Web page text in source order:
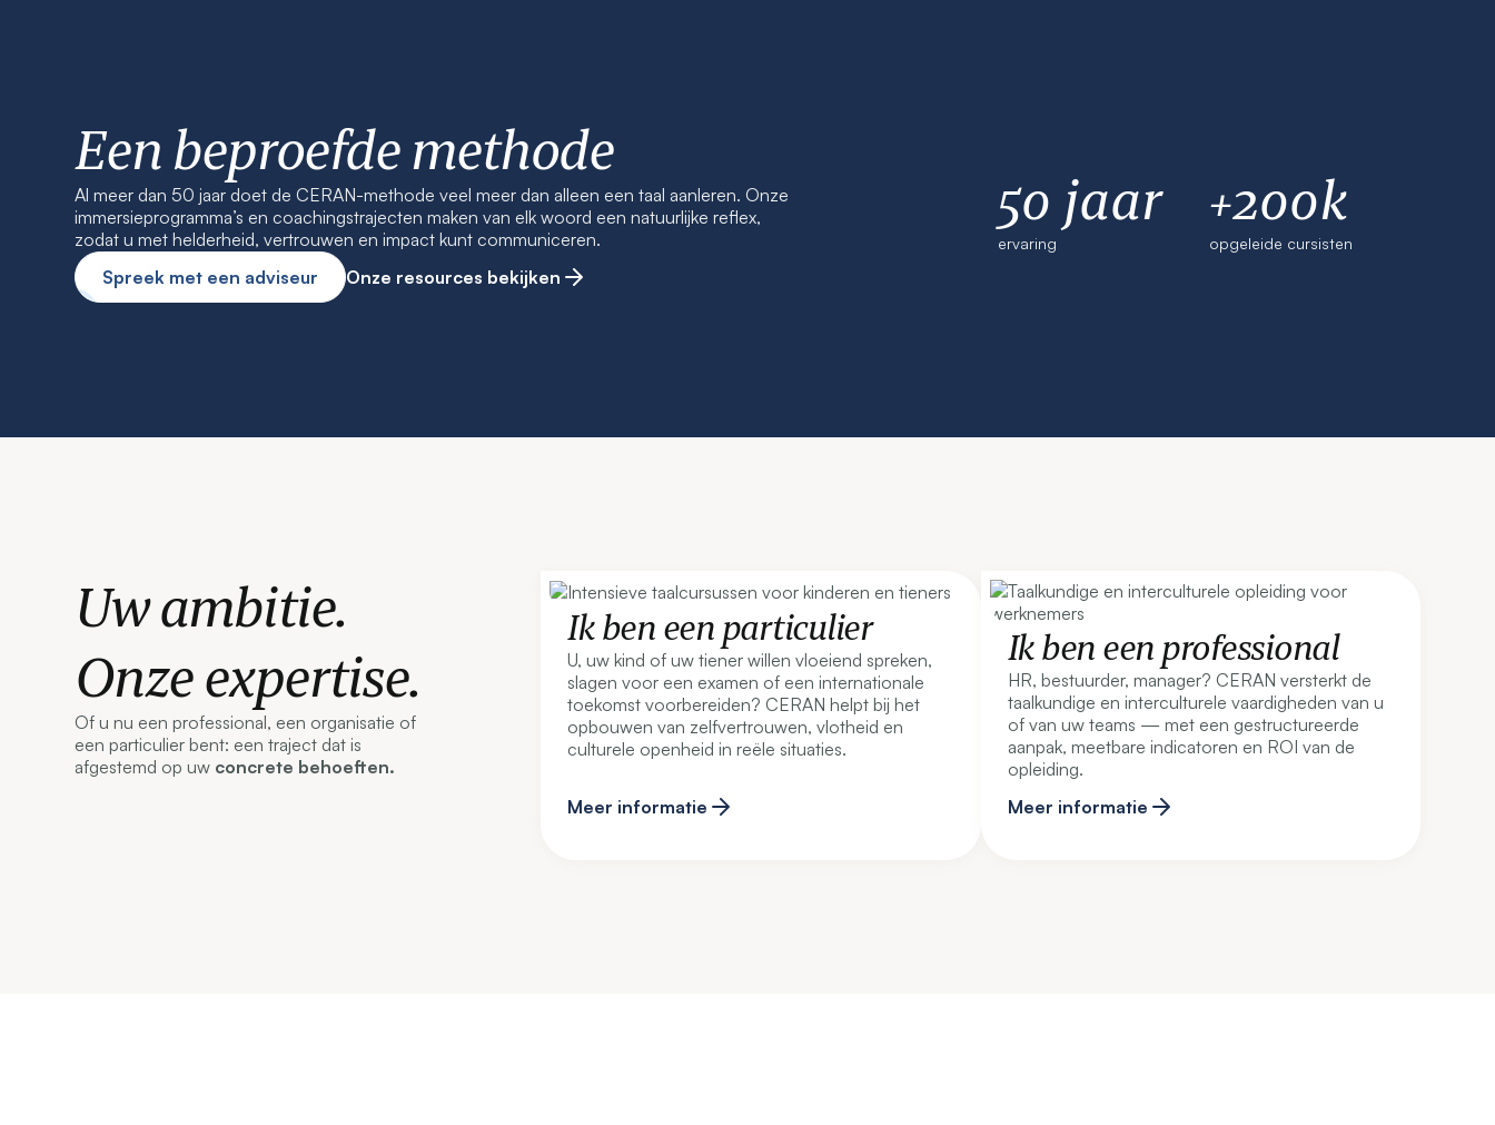
Een beproefde methode
Al meer dan 50 jaar doet de CERAN-methode veel meer dan alleen een taal aanleren. Onze
immersieprogramma’s en coachingstrajecten maken van elk woord een natuurlijke reflex,
zodat u met helderheid, vertrouwen en impact kunt communiceren.
Spreek met een adviseur
Onze resources bekijken
50 jaar
ervaring
+200k
opgeleide cursisten
Uw ambitie.
Onze expertise.
Of u nu een professional, een organisatie of
een particulier bent: een traject dat is
afgestemd op uw concrete behoeften.
Ik ben een particulier
U, uw kind of uw tiener willen vloeiend spreken,
slagen voor een examen of een internationale
toekomst voorbereiden? CERAN helpt bij het
opbouwen van zelfvertrouwen, vlotheid en
culturele openheid in reële situaties.
Meer informatie
Ik ben een professional
HR, bestuurder, manager? CERAN versterkt de
taalkundige en interculturele vaardigheden van u
of van uw teams — met een gestructureerde
aanpak, meetbare indicatoren en ROI van de
opleiding.
Meer informatie